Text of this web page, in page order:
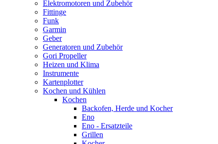
Elektromotoren und Zubehör
Fittinge
Funk
Garmin
Geber
Generatoren und Zubehör
Gori Propeller
Heizen und Klima
Instrumente
Kartenplotter
Kochen und Kühlen
Kochen
Backofen, Herde und Kocher
Eno
Eno - Ersatzteile
Grillen